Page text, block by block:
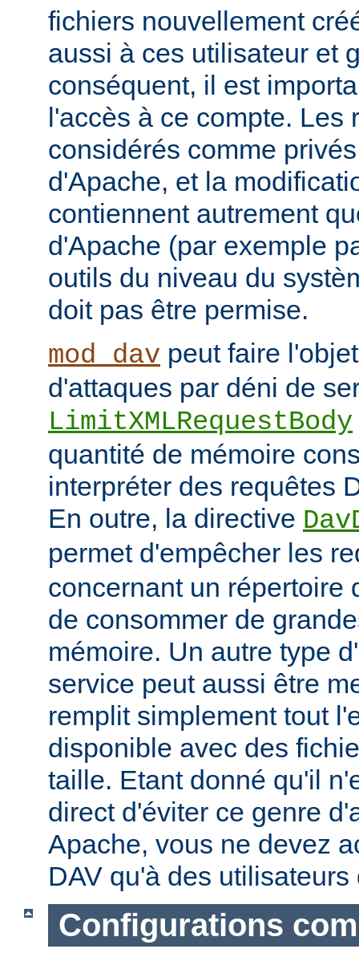
fichiers nouvellement
aussi à ces utilisateur et
conséquent, il est
l'accès à ce compte. Les
considérés comme
d'Apache, et la
contiennent autrement
d'Apache (par exemple
outils du niveau du
doit pas être permise.
mod_dav peut faire
d'attaques par déni de
LimitXMLRequestBody
quantité de mémoire
interpréter des requêtes
En outre, la directive
permet d'empêcher les
concernant un répertoire
de consommer de
mémoire. Un autre type
service peut aussi être
remplit simplement tout
disponible avec des
taille. Etant donné qu'il
direct d'éviter ce genre
Apache, vous ne devez
DAV qu'à des
Configurations